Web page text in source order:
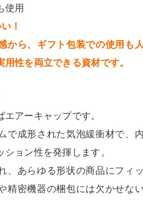
使用
！
から、ギフト包装での使用も
性を両立できる資材です。
アーキャップです。
で成形された気泡緩衝材で、
ョン性を発揮します。
、あらゆる形状の商品にフィ
精密機器の梱包には欠かせな